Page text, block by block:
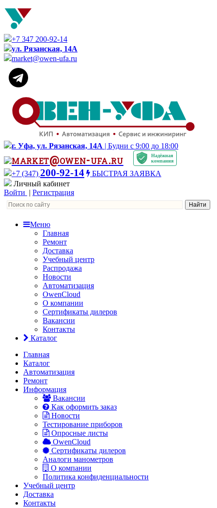
+7 347 200-92-14
ул. Рязанская, 14А
market@owen-ufa.ru
г. Уфа, ул. Рязанская, 14А | Будни с 9:00 до 18:00
market@owen-ufa.ru
Надёжная
компания
+7 (347) 200-92-14
БЫСТРАЯ ЗАЯВКА
Личный кабинет
Войти | Регистрация
Меню
Главная
Ремонт
Доставка
Учебный центр
Распродажа
Новости
Автоматизация
OwenCloud
О компании
Сертификаты дилеров
Вакансии
Контакты
Каталог
Главная
Каталог
Автоматизация
Ремонт
Информация
Вакансии
Как оформить заказ
Новости
Тестирование приборов
Опросные листы
OwenCloud
Сертификаты дилеров
Аналоги манометров
О компании
Политика конфиденциальности
Учебный центр
Доставка
Контакты